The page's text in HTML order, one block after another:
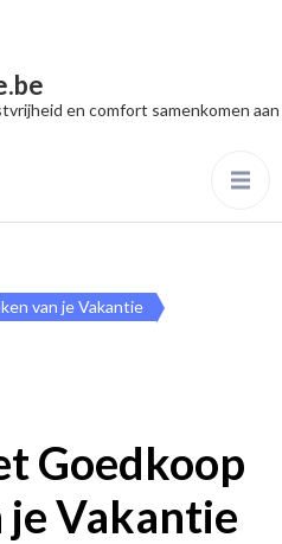
en comfort samenkomen aan
van je Vakantie
Goedkoop
je Vakantie